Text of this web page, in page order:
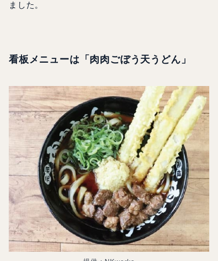
ました。
看板メニューは「肉肉ごぼう天うどん」